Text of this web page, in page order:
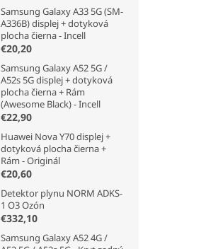
Samsung Galaxy A33 5G (SM-
A336B) displej + dotyková
plocha čierna - Incell
€20,20
Samsung Galaxy A52 5G /
A52s 5G displej + dotyková
plocha čierna + Rám
(Awesome Black) - Incell
€22,90
Huawei Nova Y70 displej +
dotyková plocha čierna +
Rám - Originál
€20,60
Detektor plynu NORM ADKS-
1 O3 Ozón
€332,10
Samsung Galaxy A52 4G /